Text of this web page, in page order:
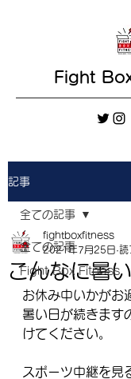
Fight
記事
全ての記事
Fight Box Fitness
全ての記事
こんなに暑
fightboxfitness
2021年7月25日 読
お休み中いかがお
暑い日が続きます
けてください。
スポーツ中継を見